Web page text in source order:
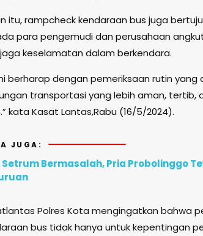
itu, rampcheck kendaraan bus juga
para pengemudi dan perusahaan
keselamatan dalam berkendara.
berharap dengan pemeriksaan rutin
transportasi yang lebih aman, tertib,
kata Kasat Lantas,Rabu (16/5/2024).
JUGA:
Bermasalah, Pria Probolinggo
Polres Kota mengingatkan bahwa
bus tidak hanya untuk kepentingan